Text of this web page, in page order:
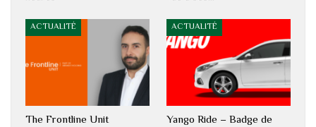
ACTUALITÉ
The Frontline Unit
ACTUALITÉ
Yango Ride – Badge de